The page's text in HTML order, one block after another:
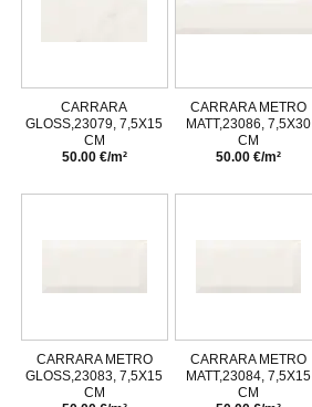
CARRARA
GLOSS,23079, 7,5X15
CM
50.00 €/m²
CARRARA METRO
MATT,23086, 7,5X30
CM
50.00 €/m²
CARRARA METRO
GLOSS,23083, 7,5X15
CM
CARRARA METRO
MATT,23084, 7,5X15
CM